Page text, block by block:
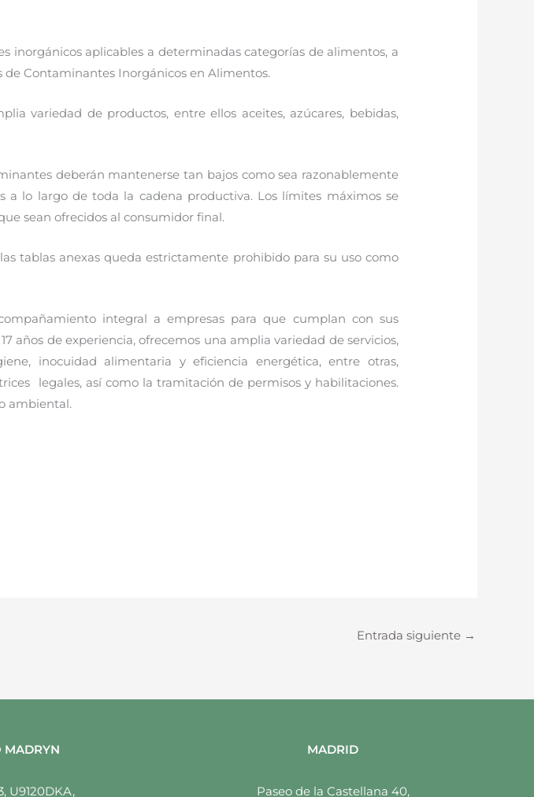
inorgánicos aplicables a determinadas categorías de alimentos, a
de Contaminantes Inorgánicos en Alimentos.
variedad de productos, entre ellos aceites, azúcares, bebidas,
deberán mantenerse tan bajos como sea razonablemente
a lo largo de toda la cadena productiva. Los límites máximos se
sean ofrecidos al consumidor final.
tablas anexas queda estrictamente prohibido para su uso como
integral a empresas para que cumplan con sus
años de experiencia, ofrecemos una amplia variedad de servicios,
inocuidad alimentaria y eficiencia energética, entre otras,
legales, así como la tramitación de permisos y habilitaciones.
ambiental.
Entrada siguiente →
MADRYN
U9120DKA,
MADRID
Paseo de la Castellana 40,